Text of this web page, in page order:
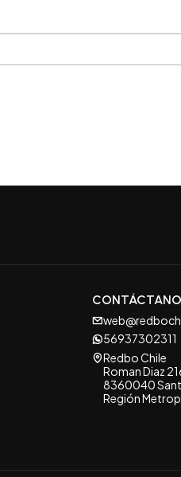
56937302311
Redbo Chile
Roman Diaz
8360040
Región